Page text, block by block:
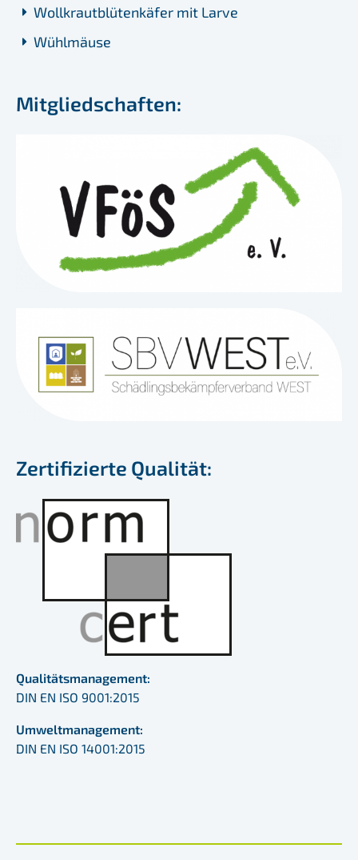
Wollkrautblütenkäfer mit Larve
Wühlmäuse
Mitgliedschaften:
Zertifizierte Qualität:
Qualitätsmanagement:
DIN EN ISO 9001:2015
Umweltmanagement:
DIN EN ISO 14001:2015